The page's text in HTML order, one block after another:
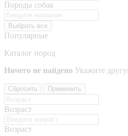
Породы собак
Выбрать все
Популярные
Каталог пород
Ничего не найдено Укажите
Сбросить Применить
Возраст
Возраст